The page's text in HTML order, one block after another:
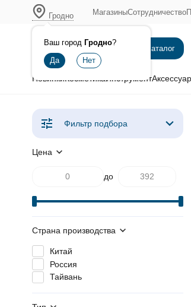
Гродно
Ваш город Гродно?
МагазиныСотрудничество
Каталог
НовинкиКосметикаИнструмент
Фильтр подбора
Цена
до
Страна производства
Китай
Россия
Тайвань